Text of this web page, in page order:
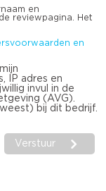
en
reviewpagina. Het
en
IP adres en
invul in de
(AVG).
bij dit bedrijf.
Verstuur